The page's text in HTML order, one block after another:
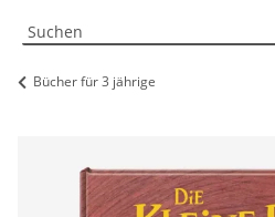
Bücher für 3 jährige